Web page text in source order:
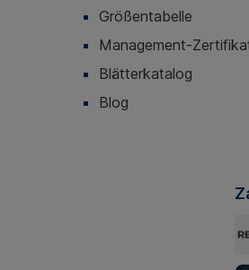
Größentabelle
Management-
Blätterkatalog
Blog